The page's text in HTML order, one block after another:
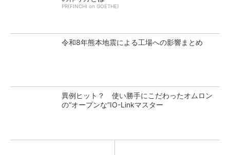
PR(FINCHI on GOETHE)
令和8年熊本地震による工場への影響まとめ
異例ヒット？ 使い勝手にこだわったオムロン
の“オープンな”IO-Linkマスター